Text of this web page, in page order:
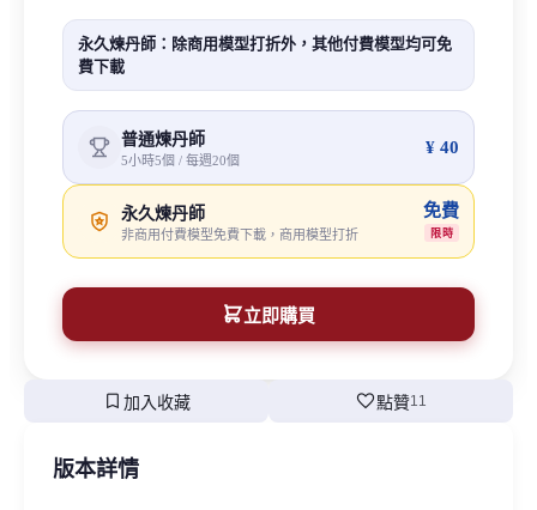
永久煉丹師：除商用模型打折外，其他付費模型均可免
費下載
普通煉丹師
5小時5個 / 每週20個
¥ 40
永久煉丹師
非商用付費模型免費下載，商用模型打折
免費
限時
立即購買
bookmark 加入收藏 favorite點贊11
版本詳情